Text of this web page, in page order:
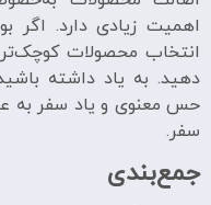
اهمیت زیادی دارد. اگر
انتخاب محصولات
دهید. به یاد داشته
حس معنوی و یاد سفر به
سفر.
جمع‌بندی